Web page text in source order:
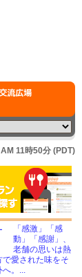
11時50分 (PDT)
「感激」「感
動」「感謝」、
老舗の思いは熱
で愛された味をそ
へ。...